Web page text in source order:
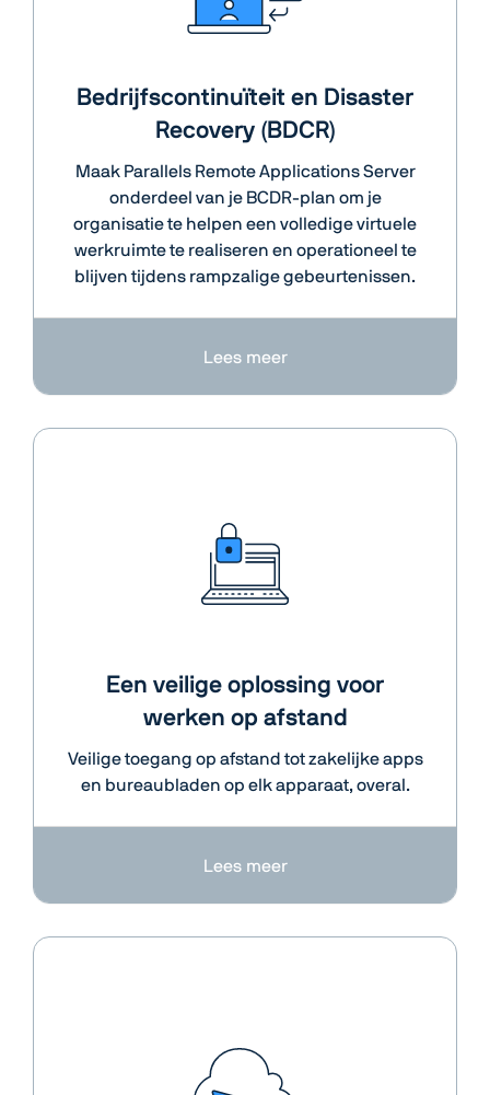
Bedrijfscontinuïteit en Disaster
Recovery (BDCR)
Maak Parallels Remote Applications Server
onderdeel van je BCDR-plan om je
organisatie te helpen een volledige virtuele
werkruimte te realiseren en operationeel te
blijven tijdens rampzalige gebeurtenissen.
Lees meer
Een veilige oplossing voor
werken op afstand
Veilige toegang op afstand tot zakelijke apps
en bureaubladen op elk apparaat, overal.
Lees meer